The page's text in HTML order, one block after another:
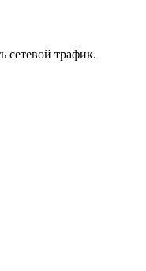
сетевой трафик.